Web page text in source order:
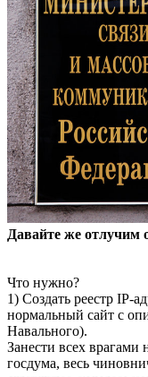
Давайте же отлучим
Что нужно?
1) Создать реестр IP-
нормальный сайт с
Навального).
Занести всех врагами
госдума, весь